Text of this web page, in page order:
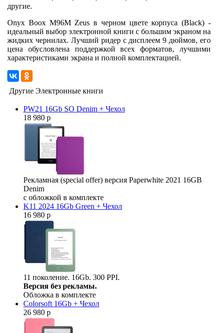
другие.
Onyx Boox M96M Zeus в черном цвете корпуса (Black) -
идеальный выбор электронной книги с большим экраном на
жидких чернилах. Лучший ридер с дисплеем 9 дюймов, его
цена обусловлена поддержкой всех форматов, лучшими
характеристиками экрана и полной комплектацией.
Другие Электронные книги
PW21 16Gb SO Denim + Чехол
18 980 р
Рекламная (special offer) версия Paperwhite 2021 16GB
Denim
с обложкой в комплекте
K11 2024 16Gb Green + Чехол
16 980 р
11 поколение. 16Gb. 300 PPI.
Версия без рекламы.
Обложка в комплекте
Colorsoft 16Gb + Чехол
26 980 р